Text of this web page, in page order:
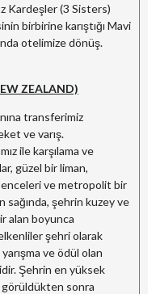
Kardeşler (3 Sisters)
birbirine karıştığı Mavi
otelimize dönüş.
ZEALAND)
transferimiz
ve varış.
ile karşılama ve
güzel bir liman,
ve metropolit bir
şehrin kuzey ve
alan boyunca
şehri olarak
ve ödül olan
Şehrin en yüksek
görüldükten sonra